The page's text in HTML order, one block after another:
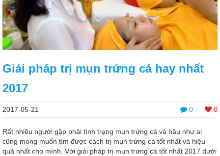
Giải pháp trị mụn trứng cá hay nhất
2017
0 0
2017-05-21
Rất nhiều người gặp phải tình trạng mụn trứng cá và hầu như ai
cũng mong muốn tìm được cách trị mụn trứng cá tốt nhất và hiệu
quả nhất cho mình. Với giải pháp trị mụn trứng cá tốt nhất 2017 dưới